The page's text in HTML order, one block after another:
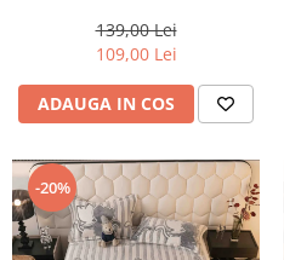
139,00 Lei
109,00 Lei
ADAUGA IN COS
-20%